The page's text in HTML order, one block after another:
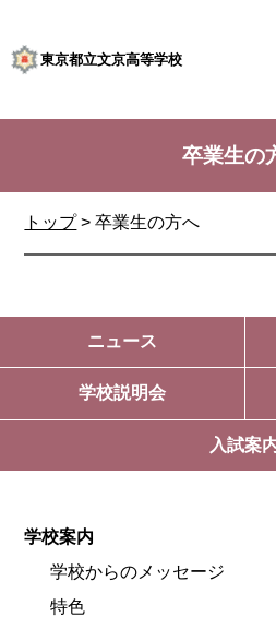
東京都立文京高等学校
トップ>卒業生の方へ
卒業生の
ニュース
学校説明会
入試案
学校案内
学校からのメッセージ
特色